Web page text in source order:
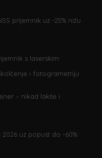
prijemnik uz -25% nižu
s laserskim
i fotogrametriju
– nikad lakše i
2026 uz popust do -60%